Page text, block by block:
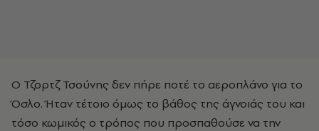
Ο Τζορτζ Τσούνης δεν πήρε ποτέ το αεροπλάνο για το
Όσλο. Ήταν τέτοιο όμως το βάθος της άγνοιάς του και
τόσο κωμικός ο τρόπος που προσπαθούσε να την